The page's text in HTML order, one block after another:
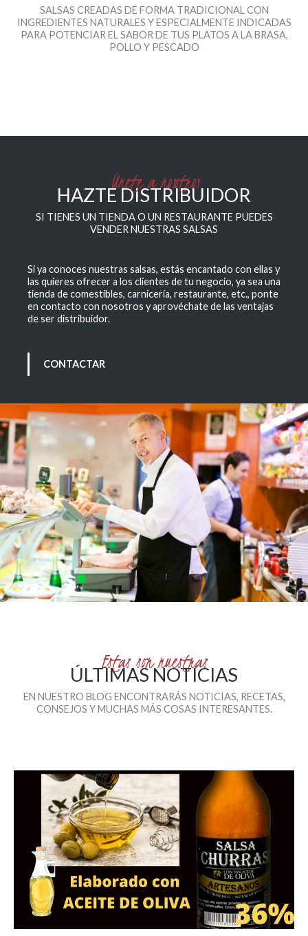
SALSAS CREADAS DE FORMA TRADICIONAL CON
INGREDIENTES NATURALES Y ESPECIALMENTE INDICADAS
PARA POTENCIAR EL SABOR DE TUS PLATOS A LA BRASA,
POLLO Y PESCADO
Únete a nosotros
HAZTE DISTRIBUIDOR
SI TIENES UN TIENDA O UN RESTAURANTE PUEDES
VENDER NUESTRAS SALSAS
Si ya conoces nuestras salsas, estás encantado con ellas y
las quieres ofrecer a los clientes de tu negocio, ya sea una
tienda de comestibles, carnicería, restaurante, etc., ponte
en contacto con nosotros y aprovéchate de las ventajas
de ser distribuidor.
CONTACTAR
Estas son nuestras
ÚLTIMAS NOTICIAS
EN NUESTRO BLOG ENCONTRARÁS NOTICIAS, RECETAS,
CONSEJOS Y MUCHAS MÁS COSAS INTERESANTES.